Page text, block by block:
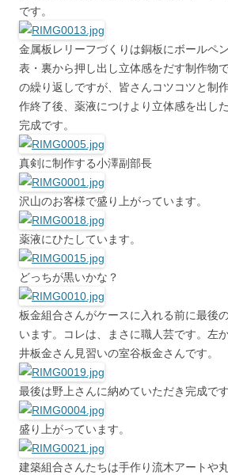
です。
金属板レリーフづくりは銅板にボールペ
表・裏から押し出し立体感をだす制作物
の繰り返しですが、皆さんコツコツと制
作終了後、薬液につけより立体感を出し
完成です。
真剣に制作する小澤副部長
沢山のお客様で盛り上がっています。
薬液にひたしています。
どっちが黒いかな？
板金組合さんがケースに入れる前に最後
います。コレは、まさに職人芸です。左
井板金さん見習いの室谷板金さんです。
最後は野上さんに納めていただき完成です
盛り上がっています。
建築組合さんたちは手作り流木アートや